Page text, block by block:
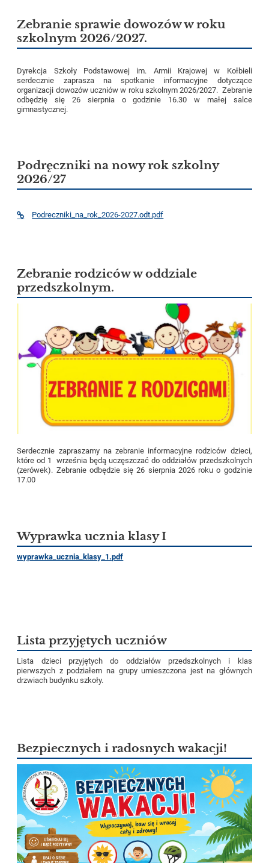
Zebranie sprawie dowozów w roku
szkolnym 2026/2027.
Dyrekcja Szkoły Podstawowej im. Armii Krajowej w Kołbieli
serdecznie zaprasza na spotkanie informacyjne dotyczące
organizacji dowozów uczniów w roku szkolnym 2026/2027. Zebranie
odbędzię się 26 sierpnia o godzinie 16.30 w małej salce
gimnastycznej.
Podręczniki na nowy rok szkolny
2026/27
Podreczniki_na_rok_2026-2027.odt.pdf
Zebranie rodziców w oddziale
przedszkolnym.
Serdecznie zapraszamy na zebranie informacyjne rodziców dzieci,
które od 1 września będą uczęszczać do oddziałów przedszkolnych
(zerówek). Zebranie odbędzie się 26 sierpnia 2026 roku o godzinie
17.00
Wyprawka ucznia klasy I
wyprawka_ucznia_klasy_1.pdf
Lista przyjętych uczniów
Lista dzieci przyjętych do oddziałów przedszkolnych i klas
pierwszych z podziałem na grupy umieszczona jest na głównych
drzwiach budynku szkoły.
Bezpiecznych i radosnych wakacji!